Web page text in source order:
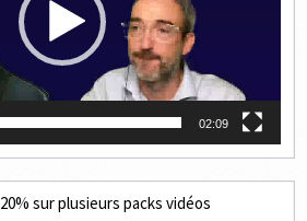
02:09
sur plusieurs packs vidéos